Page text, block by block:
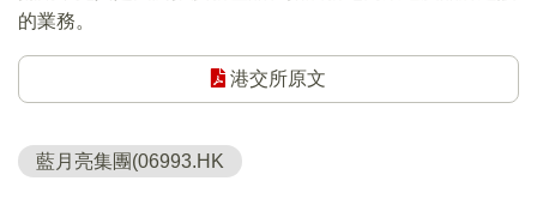
的業務。
港交所原文
藍月亮集團(06993.HK